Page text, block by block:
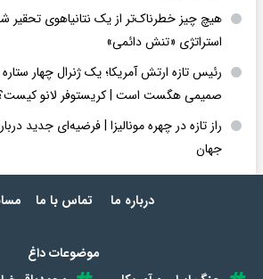
هیچ چیز خطرناک‌تر از یک نتانیاهوی تحقیر
استراتژی «تنش دائمی»
رئیس تازه ارتش آمریکا؛ یک ژنرال چهار
صمیمی هگست است | کریستوفر لانو
راز تازه در چهره مونالیزا | فرضیه‌ای جدید
جهان
درباره ما تماس با ما
موضوعات داغ